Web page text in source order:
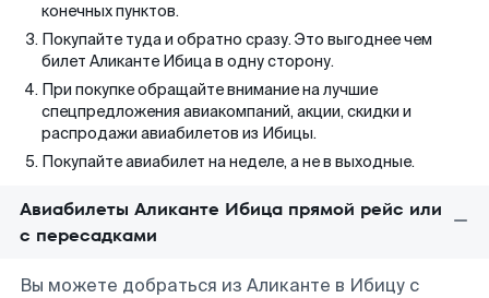
конечных пунктов.
Покупайте туда и обратно сразу. Это выгоднее чем
билет Аликанте Ибица в одну сторону.
При покупке обращайте внимание на лучшие
спецпредложения авиакомпаний, акции, скидки и
распродажи авиабилетов из Ибицы.
Покупайте авиабилет на неделе, а не в выходные.
Авиабилеты Аликанте Ибица прямой рейс или
с пересадками
Вы можете добраться из Аликанте в Ибицу с